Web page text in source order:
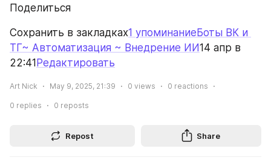
Поделиться
Сохранить в закладках1 упоминаниеБоты ВК и
ТГ~ Автоматизация ~ Внедрение ИИ14 апр в
22:41Редактировать
Art Nick May 9, 2025, 21:39 0 views 0 reactions
0 replies 0 reposts
Repost Share